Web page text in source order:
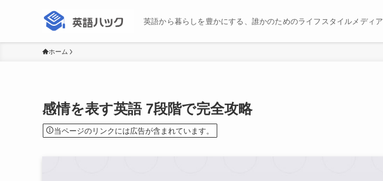
英語から暮らしを豊かにする、誰かのためのライフスタイルメディア
ホーム
感情を表す英語 7段階で完全攻略
当ページのリンクには広告が含まれています。